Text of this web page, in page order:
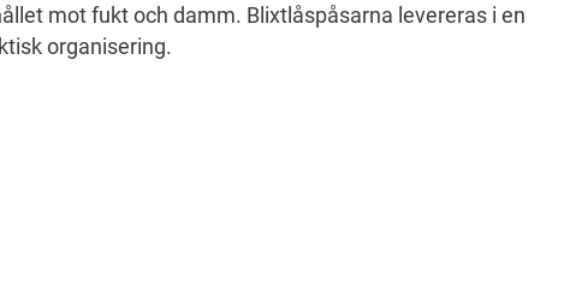
mot fukt och damm. Blixtlåspåsarna levereras i en
organisering.